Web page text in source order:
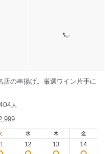
の串揚げ。厳選ワイン片手に
人
水
12
木
13
金
14